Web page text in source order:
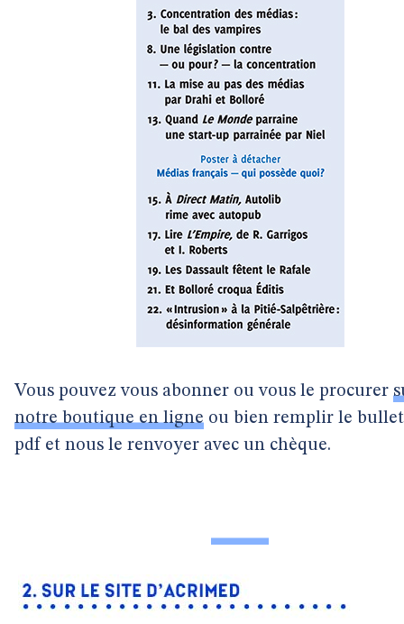
Vous pouvez vous abonner ou vous le procurer
notre boutique en ligne ou bien remplir le
pdf et nous le renvoyer avec un chèque.